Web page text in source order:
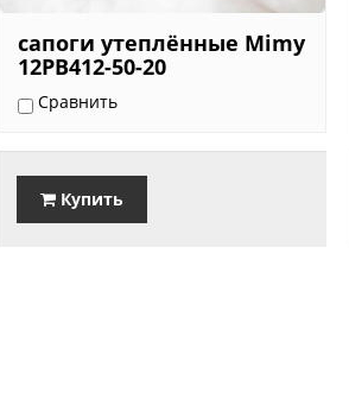
сапоги утеплённые Mimy
12PB412-50-20
Сравнить
Купить